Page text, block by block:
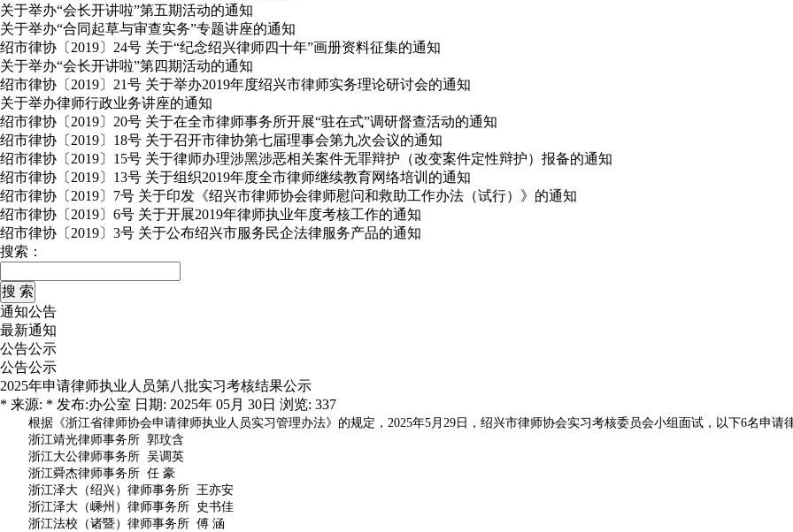
关于举办“会长开讲啦”第五期活动的通知
关于举办“合同起草与审查实务”专题讲座的通知
绍市律协〔2019〕24号 关于“纪念绍兴律师四十年”画册资料征集的通知
关于举办“会长开讲啦”第四期活动的通知
绍市律协〔2019〕21号 关于举办2019年度绍兴市律师实务理论研讨会的通知
关于举办律师行政业务讲座的通知
绍市律协〔2019〕20号 关于在全市律师事务所开展“驻在式”调研督查活动的通知
绍市律协〔2019〕18号 关于召开市律协第七届理事会第九次会议的通知
绍市律协〔2019〕15号 关于律师办理涉黑涉恶相关案件无罪辩护（改变案件定性辩护）报备的通知
绍市律协〔2019〕13号 关于组织2019年度全市律师继续教育网络培训的通知
绍市律协〔2019〕7号 关于印发《绍兴市律师协会律师慰问和救助工作办法（试行）》的通知
绍市律协〔2019〕6号 关于开展2019年律师执业年度考核工作的通知
绍市律协〔2019〕3号 关于公布绍兴市服务民企法律服务产品的通知
搜索：
通知公告
最新通知
公告公示
公告公示
2025年申请律师执业人员第八批实习考核结果公示
* 来源: * 发布:办公室 日期: 2025年 05月 30日 浏览: 337
根据《浙江省律师协会申请律师执业人员实习管理办法》的规定，2025年5月29日，绍兴市律师协会实习考核委员会小组面试，以下6名
浙江靖光律师事务所 郭玟含
浙江大公律师事务所 吴调英
浙江舜杰律师事务所 任 豪
浙江泽大（绍兴）律师事务所 王亦安
浙江泽大（嵊州）律师事务所 史书佳
浙江法校（诸暨）律师事务所 傅 涵